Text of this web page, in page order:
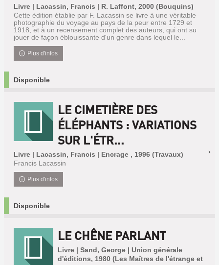
Livre | Lacassin, Francis | R. Laffont, 2000 (Bouquins)
Cette édition établie par F. Lacassin se livre à une véritable
photographie du voyage au pays de la peur entre 1729 et
1918, et à un recensement complet des auteurs, qui ont su
jouer de façon éblouissante d'un genre dans lequel le...
Plus d'infos
Disponible
LE CIMETIÈRE DES
ÉLÉPHANTS : VARIATIONS
SUR L'ÉTR...
Livre | Lacassin, Francis | Encrage , 1996 (Travaux)
Francis Lacassin
Plus d'infos
Disponible
LE CHÊNE PARLANT
Livre | Sand, George | Union générale
d'éditions, 1980 (Les Maîtres de l'étrange et